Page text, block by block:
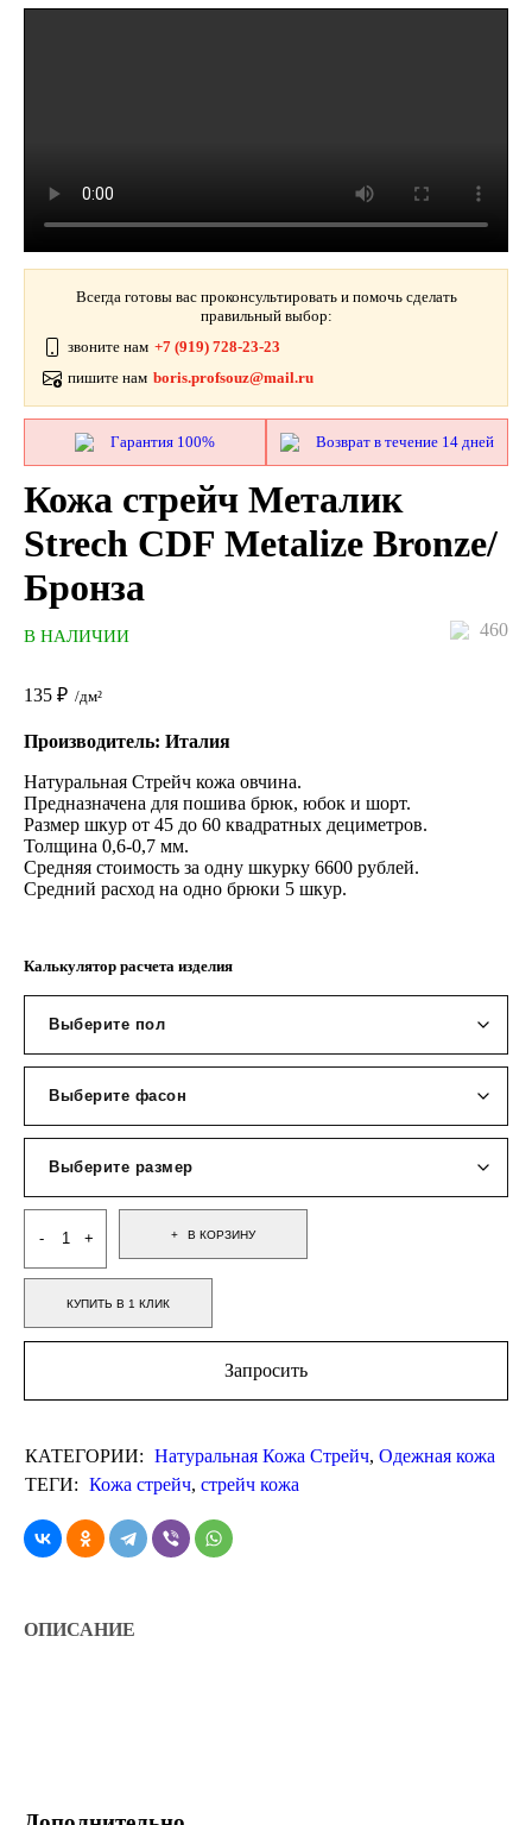
Всегда готовы вас проконсультировать и помочь сделать
правильный выбор:
звоните нам +7 (919) 728-23-23
пишите нам boris.profsouz@mail.ru
Гарантия 100% Возврат в течение 14 дней
Кожа стрейч Металик
Strech CDF Metalize Bronze/
Бронза
460
В НАЛИЧИИ
135 ₽ /дм²
Производитель: Италия
Натуральная Стрейч кожа овчина.
Предназначена для пошива брюк, юбок и шорт.
Размер шкур от 45 до 60 квадратных дециметров.
Толщина 0,6-0,7 мм.
Средняя стоимость за одну шкурку 6600 рублей.
Средний расход на одно брюки 5 шкур.
Калькулятор расчета изделия
В КОРЗИНУ
КУПИТЬ В 1 КЛИК
Запросить
КАТЕГОРИИ: Натуральная Кожа Стрейч, Одежная кожа
ТЕГИ: Кожа стрейч, стрейч кожа
ОПИСАНИЕ